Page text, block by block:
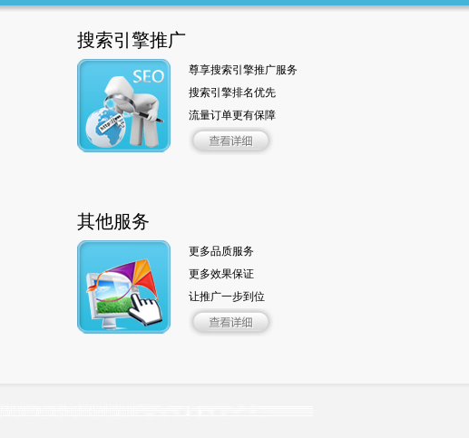
搜索引擎推广
尊享搜索引擎推广服务
搜索引擎排名优先
流量订单更有保障
其他服务
更多品质服务
更多效果保证
让推广一步到位